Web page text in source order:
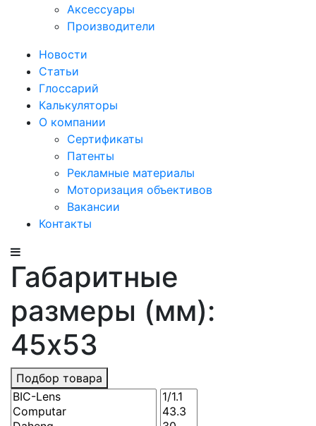
Аксессуары
Производители
Новости
Статьи
Глоссарий
Калькуляторы
О компании
Сертификаты
Патенты
Рекламные материалы
Моторизация объективов
Вакансии
Контакты
Габаритные
размеры (мм):
45x53
Подбор товара